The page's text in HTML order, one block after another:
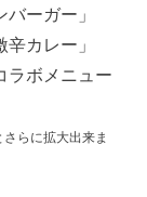
ーガー」
カレー」
ラボメニュー
らに拡大出来ま